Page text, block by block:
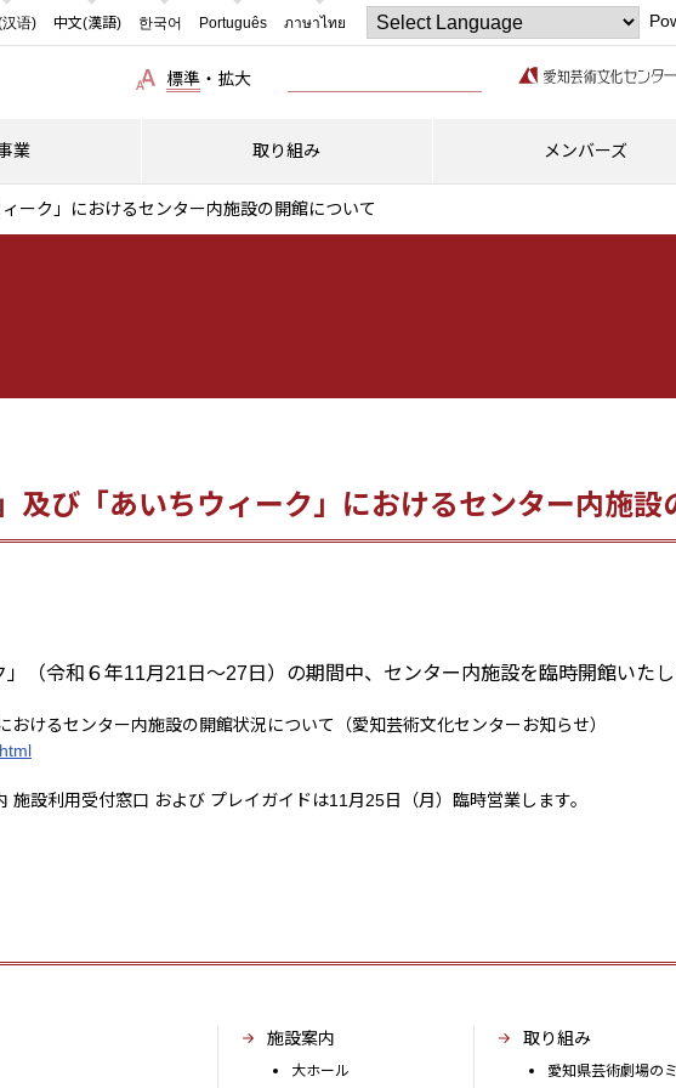
语) 中文(漢語) 한국어 Português ภาษาไทย
業 取り組み メンバーズ
標準 ・ 拡大
ーク」におけるセンター内施設の開館について
及び「あいちウィーク」におけるセンター内施設
（令和６年11月21日～27日）の期間中、センター内施設を臨時開館いたし
けるセンター内施設の開館状況について（愛知芸術文化センターお知らせ）
設利用受付窓口 および プレイガイドは11月25日（月）臨時営業します。
施設案内
大ホール
取り組み
愛知県芸術劇場の